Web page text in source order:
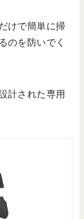
けで簡単に掃
のを防いでく
計された専用